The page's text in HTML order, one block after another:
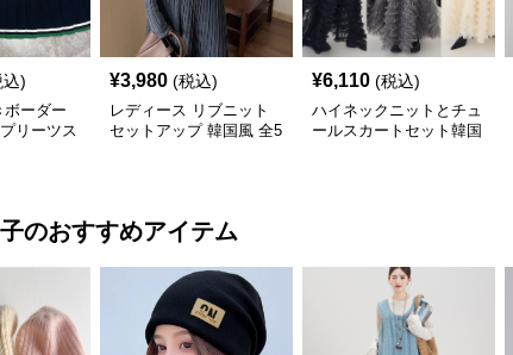
)
ボーダー
リーツス
¥3,980 (税込)
レディース リブニット
セットアップ 韓国風 全5
¥6,110 (税込)
ハイネックニットとチュ
ールスカートセット韓国
のおすすめアイテム